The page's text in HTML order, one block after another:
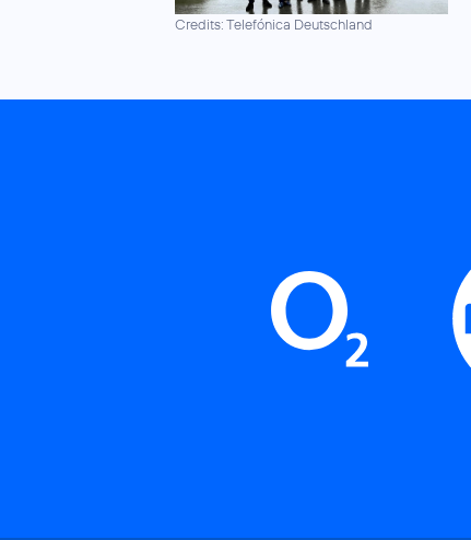
Credits: Telefónica Deutschland